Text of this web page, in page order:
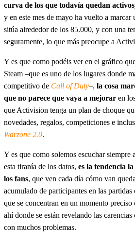
curva de los que todavía quedan
y en este mes de mayo ha vuelto a
sitúa alrededor de los 85.000, y con una
seguramente, lo que más preocupe a
Y es que como podéis ver en el gráfico
Steam –que es uno de los lugares donde
competitivo de Call of Duty–, la cosa
que no parece que vaya a mejorar en
que Activision tenga un plan de choque
novedades, regalos, competiciones e
Warzone 2.0.
Y es que como solemos escuchar siempre
esta tiranía de los datos, es la tendencia
los fans, que ven cada día cómo van
acumulado de participantes en las
que se concentran en un momento preciso
ahí donde se están revelando las
con muchos problemas.